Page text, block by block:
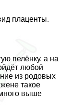
плаценты.
пелёнку, а на
любой
из родовых
такое
выше